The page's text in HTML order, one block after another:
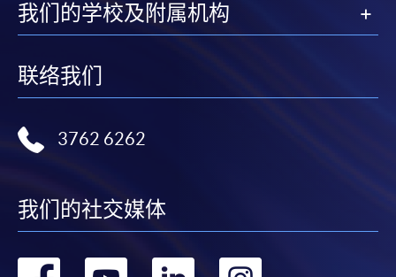
我们的学校及附属机构
联络我们
3762 6262
我们的社交媒体